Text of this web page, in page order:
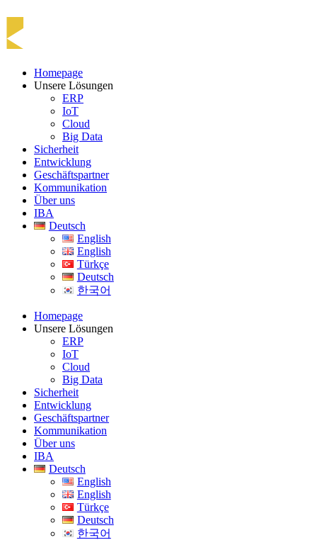
Homepage
Unsere Lösungen
ERP
IoT
Cloud
Big Data
Sicherheit
Entwicklung
Geschäftspartner
Kommunikation
Über uns
IBA
Deutsch
English
English
Türkçe
Deutsch
한국어
Homepage
Unsere Lösungen
ERP
IoT
Cloud
Big Data
Sicherheit
Entwicklung
Geschäftspartner
Kommunikation
Über uns
IBA
Deutsch
English
English
Türkçe
Deutsch
한국어